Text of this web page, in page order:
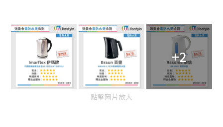
+2
點擊圖片放大